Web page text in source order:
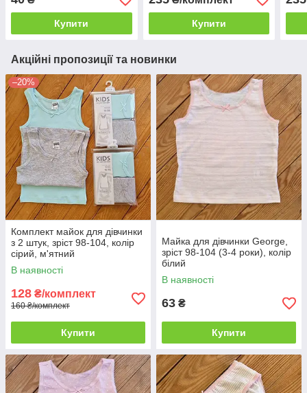
Купити Купити
Акційні пропозиції та новинки
–20%
Комплект майок для дівчинки
з 2 штук, зріст 98-104, колір
сірий, м'ятний
В наявності
128 ₴/комплект
160 ₴/комплект
Купити
Майка для дівчинки George,
зріст 98-104 (3-4 роки), колір
білий
В наявності
63 ₴
Купити